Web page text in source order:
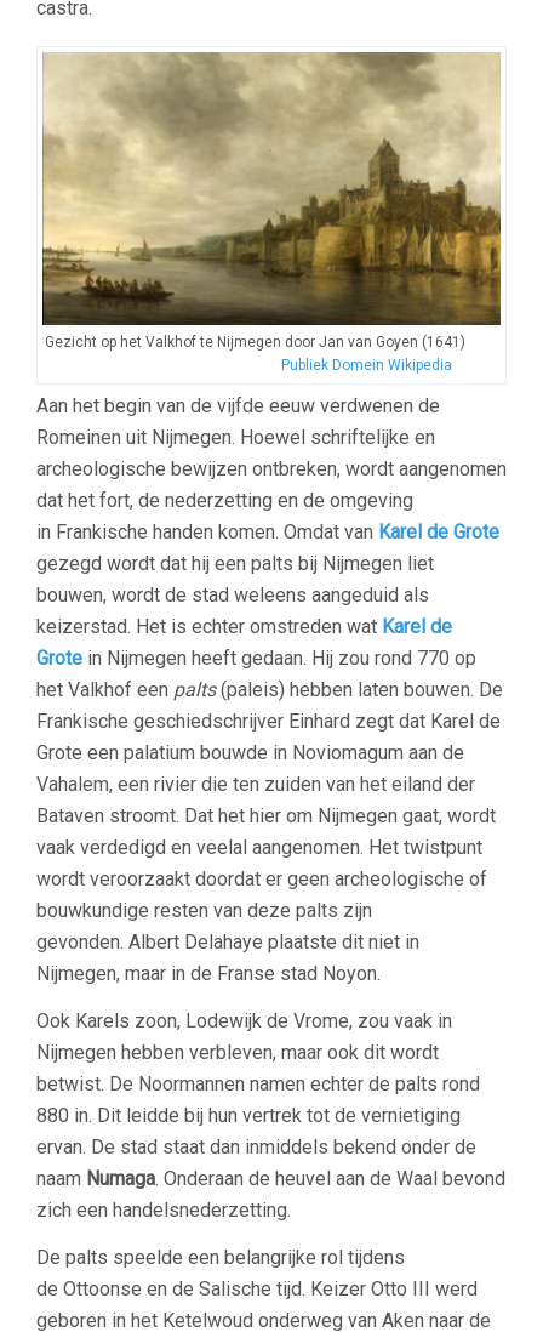
castra.
Gezicht op het Valkhof te Nijmegen door Jan van Goyen (1641)
Publiek Domein Wikipedia
Aan het begin van de vijfde eeuw verdwenen de
Romeinen uit Nijmegen. Hoewel schriftelijke en
archeologische bewijzen ontbreken, wordt aangenomen
dat het fort, de nederzetting en de omgeving
in Frankische handen komen. Omdat van Karel de Grote
gezegd wordt dat hij een palts bij Nijmegen liet
bouwen, wordt de stad weleens aangeduid als
keizerstad. Het is echter omstreden wat Karel de
Grote in Nijmegen heeft gedaan. Hij zou rond 770 op
het Valkhof een palts(paleis) hebben laten bouwen. De
Frankische geschiedschrijver Einhard zegt dat Karel de
Grote een palatium bouwde in Noviomagum aan de
Vahalem, een rivier die ten zuiden van het eiland der
Bataven stroomt. Dat het hier om Nijmegen gaat, wordt
vaak verdedigd en veelal aangenomen. Het twistpunt
wordt veroorzaakt doordat er geen archeologische of
bouwkundige resten van deze palts zijn
gevonden. Albert Delahaye plaatste dit niet in
Nijmegen, maar in de Franse stad Noyon.
Ook Karels zoon, Lodewijk de Vrome, zou vaak in
Nijmegen hebben verbleven, maar ook dit wordt
betwist. De Noormannen namen echter de palts rond
880 in. Dit leidde bij hun vertrek tot de vernietiging
ervan. De stad staat dan inmiddels bekend onder de
naam Numaga. Onderaan de heuvel aan de Waal bevond
zich een handelsnederzetting.
De palts speelde een belangrijke rol tijdens
de Ottoonse en de Salische tijd. Keizer Otto III werd
geboren in het Ketelwoud onderweg van Aken naar de